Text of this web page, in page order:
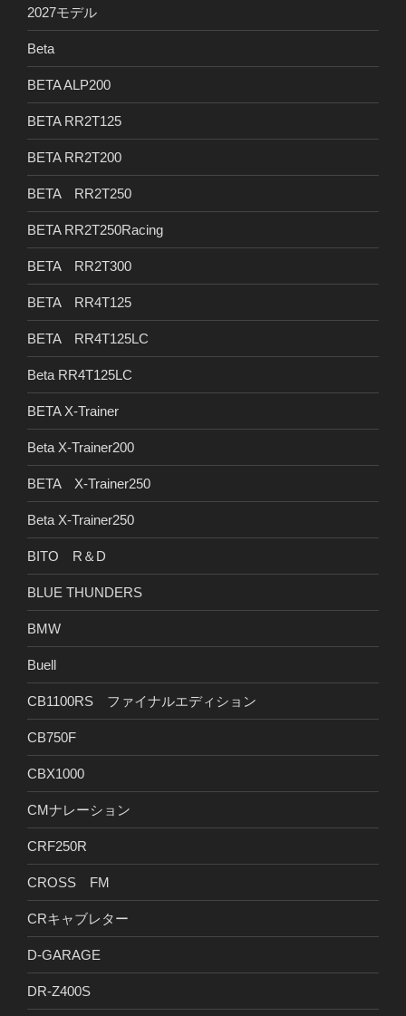
2027モデル
Beta
BETA ALP200
BETA RR2T125
BETA RR2T200
BETA RR2T250
BETA RR2T250Racing
BETA RR2T300
BETA RR4T125
BETA RR4T125LC
Beta RR4T125LC
BETA X-Trainer
Beta X-Trainer200
BETA X-Trainer250
Beta X-Trainer250
BITO R＆D
BLUE THUNDERS
BMW
Buell
CB1100RS ファイナルエディション
CB750F
CBX1000
CMナレーション
CRF250R
CROSS FM
CRキャブレター
D-GARAGE
DR-Z400S